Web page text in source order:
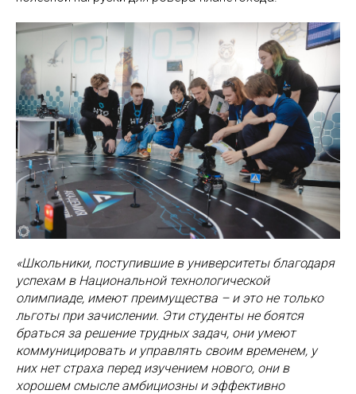
«Школьники, поступившие в университеты благодаря
успехам в Национальной технологической
олимпиаде, имеют преимущества – и это не только
льготы при зачислении. Эти студенты не боятся
браться за решение трудных задач, они умеют
коммуницировать и управлять своим временем, у
них нет страха перед изучением нового, они в
хорошем смысле амбициозны и эффективно